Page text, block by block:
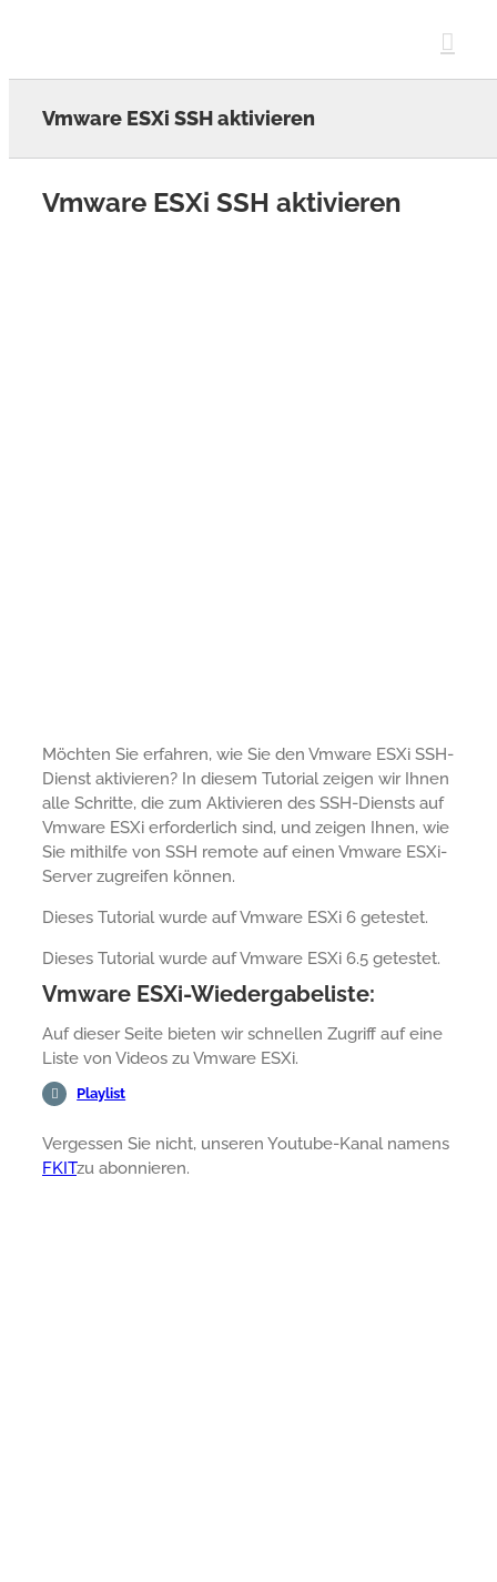
Vmware ESXi SSH aktivieren
Vmware ESXi SSH aktivieren
Möchten Sie erfahren, wie Sie den Vmware ESXi SSH-
Dienst aktivieren? In diesem Tutorial zeigen wir Ihnen
alle Schritte, die zum Aktivieren des SSH-Diensts auf
Vmware ESXi erforderlich sind, und zeigen Ihnen, wie
Sie mithilfe von SSH remote auf einen Vmware ESXi-
Server zugreifen können.
Dieses Tutorial wurde auf Vmware ESXi 6 getestet.
Dieses Tutorial wurde auf Vmware ESXi 6.5 getestet.
Vmware ESXi-Wiedergabeliste:
Auf dieser Seite bieten wir schnellen Zugriff auf eine
Liste von Videos zu Vmware ESXi.
Playlist
Vergessen Sie nicht, unseren Youtube-Kanal namens
FKITzu abonnieren.